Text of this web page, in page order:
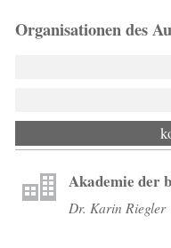
Organisationen des
Akademie der
Dr. Karin Riegler